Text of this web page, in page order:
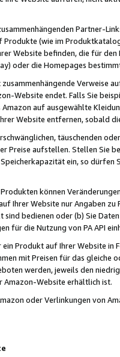
Partner-
Produkte (wie im
Website befinden, die für
oder die Homepages
zusammenhängende
Website endet. Falls Sie
auf ausgewählte
Website entfernen, sobald
täuschenden
Preise aufstellen. Stellen Sie
ein, so dürfen
können
Ihrer Website nur Angaben
bedienen oder (b) Sie
für die Nutzung von PA API
Produkt auf Ihrer Website
mit Preisen für das
werden, jeweils den
Amazon-Website erhältlich ist.
oder Verlinkungen von